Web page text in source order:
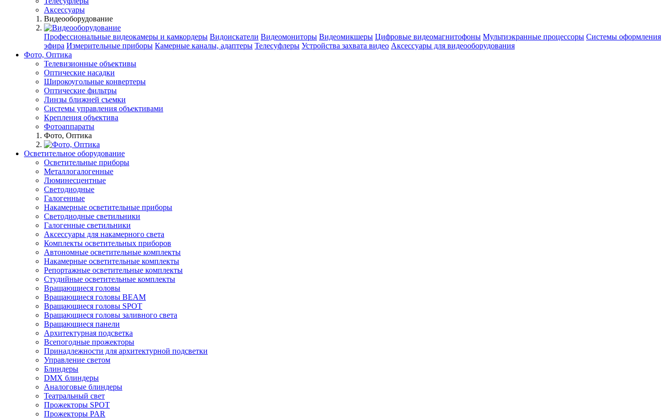
Аксессуары
Видеооборудование
Профессиональные видеокамеры и камкордеры Видоискатели Видеомониторы Видеомикшеры Цифровые видеомагнитофоны Мультиэкранные процессоры Системы оформления
эфира Измерительные приборы Камерные каналы, адаптеры Телесуфлеры Устройства захвата видео Аксессуары для видеооборудования
Фото, Оптика
Телевизионные объективы
Оптические насадки
Широкоугольные конвертеры
Оптические фильтры
Линзы ближней съемки
Системы управления объективами
Крепления объектива
Фотоаппараты
Фото, Оптика
Осветительное оборудование
Осветительные приборы
Металлогалогенные
Люминесцентные
Светодиодные
Галогенные
Накамерные осветительные приборы
Светодиодные светильники
Галогенные светильники
Аксессуары для накамерного света
Комплекты осветительных приборов
Автономные осветительные комплекты
Накамерные осветительные комплекты
Репортажные осветительные комплекты
Студийные осветительные комплекты
Вращающиеся головы
Вращающиеся головы BEAM
Вращающиеся головы SPOT
Вращающиеся головы заливного света
Вращающиеся панели
Архитектурная подсветка
Всепогодные прожекторы
Принадлежности для архитектурной подсветки
Управление светом
Блиндеры
DMX блиндеры
Аналоговые блиндеры
Театральный свет
Прожекторы SPOT
Прожекторы PAR